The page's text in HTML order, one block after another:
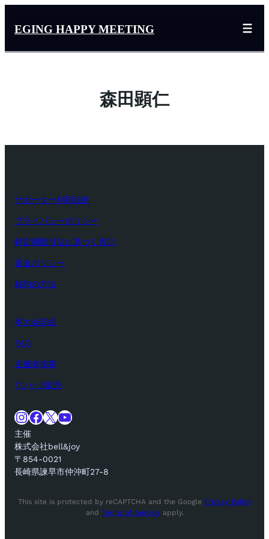
ス
EGING HAPPY MEETING
森田顕仁
サポーター利用規約
プライバシーポリシー
特定商取引法に基づく表記
返金ポリシー
解約の方法
本大会詳細
FAQ
主催者挨拶
Tシャツ販売
InstagramFacebook X YouTube
主催
株式会社bell&joy
〒854-0021
長崎県諫早市仲沖町27-8
This site is protected by reCAPTCHA and the Google Privacy Policy
and Terms of Serviceapply.